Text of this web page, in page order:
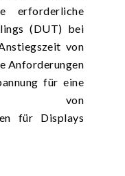
erforderliche
(DUT) bei
von
Anforderungen
für eine
von
für Displays